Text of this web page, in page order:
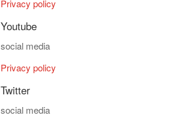
Privacy policy
Youtube
social media
Privacy policy
Twitter
social media